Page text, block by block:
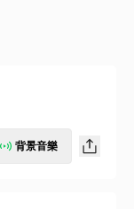
背景音樂